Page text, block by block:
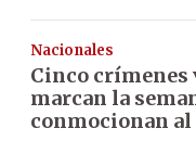
Nacionales
Cinco
marcan la
conmocionan al